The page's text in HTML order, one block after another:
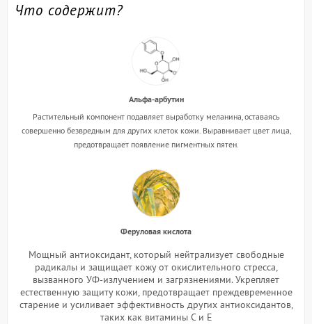
Что содержит?
Альфа-арбутин
Растительный компонент подавляет выработку меланина, оставаясь
совершенно безвредным для других клеток кожи. Выравнивает цвет лица,
предотвращает появление пигментных пятен.
Феруловая кислота
Мощный антиоксидант, который нейтрализует свободные
радикалы и защищает кожу от окислительного стресса,
вызванного УФ-излучением и загрязнениями. Укрепляет
естественную защиту кожи, предотвращает преждевременное
старение и усиливает эффективность других антиоксидантов,
таких как витамины C и E